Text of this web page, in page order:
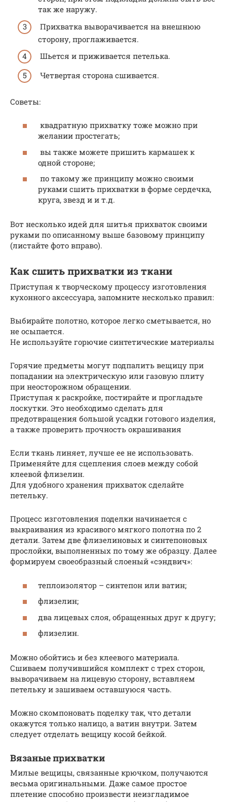
так же наружу.
Прихватка выворачивается на внешнюю
сторону, проглаживается.
Шьется и приживается петелька.
Четвертая сторона сшивается.
Советы:
квадратную прихватку тоже можно при
желании простегать;
вы также можете пришить кармашек к
одной стороне;
по такому же принципу можно своими
руками сшить прихватки в форме сердечка,
круга, звезд и и т.д.
Вот несколько идей для шитья прихваток своими
руками по описанному выше базовому принципу
(листайте фото вправо).
Как сшить прихватки из ткани
Приступая к творческому процессу изготовления
кухонного аксессуара, запомните несколько правил:
Выбирайте полотно, которое легко сметывается, но
не осыпается.
Не используйте горючие синтетические материалы
Горячие предметы могут подпалить вещицу при
попадании на электрическую или газовую плиту
при неосторожном обращении.
Приступая к раскройке, постирайте и прогладьте
лоскутки. Это необходимо сделать для
предотвращения большой усадки готового изделия,
а также проверить прочность окрашивания
Если ткань линяет, лучше ее не использовать.
Применяйте для сцепления слоев между собой
клеевой флизелин.
Для удобного хранения прихваток сделайте
петельку.
Процесс изготовления поделки начинается с
выкраивания из красивого мягкого полотна по 2
детали. Затем две флизелиновых и синтепоновых
прослойки, выполненных по тому же образцу. Далее
формируем своеобразный слоеный «сэндвич»:
теплоизолятор – синтепон или ватин;
флизелин;
два лицевых слоя, обращенных друг к другу;
флизелин.
Можно обойтись и без клеевого материала.
Сшиваем получившийся комплект с трех сторон,
выворачиваем на лицевую сторону, вставляем
петельку и зашиваем оставшуюся часть.
Можно скомпоновать поделку так, что детали
окажутся только налицо, а ватин внутри. Затем
следует отделать вещицу косой бейкой.
Вязаные прихватки
Милые вещицы, связанные крючком, получаются
весьма оригинальными. Даже самое простое
плетение способно произвести неизгладимое